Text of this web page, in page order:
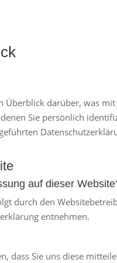
darüber, was
Sie persönlich
auf dieser
durch den
entnehmen.
dass Sie uns diese